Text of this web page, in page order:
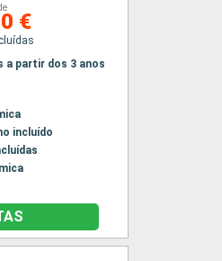
€
a partir dos 3 anos
incluído